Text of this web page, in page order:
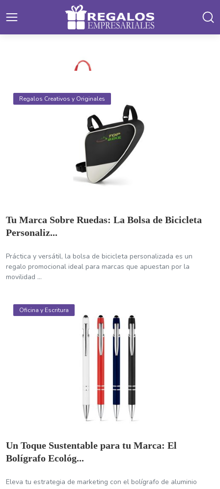
Bolsas Ecológicas: El Toque Sustentable que
Impulsa tu Marca
Regalos Creativos y Originales
Tu Marca Sobre Ruedas: La Bolsa de Bicicleta
Personaliz...
Práctica y versátil, la bolsa de bicicleta personalizada es un
regalo promocional ideal para marcas que apuestan por la
movilidad ...
Oficina y Escritura
Un Toque Sustentable para tu Marca: El
Bolígrafo Ecológ...
Eleva tu estrategia de marketing con el bolígrafo de aluminio